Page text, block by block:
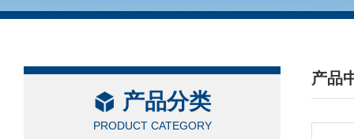
产品分类
PRODUCT CATEGORY
产品
/